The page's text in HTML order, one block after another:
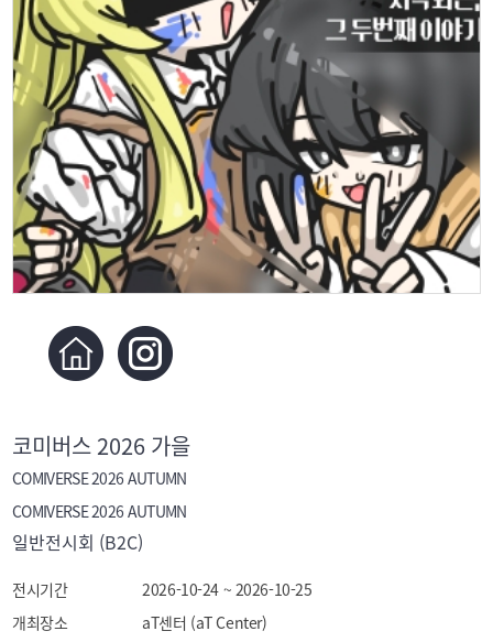
코미버스 2026 가을
COMIVERSE 2026 AUTUMN
COMIVERSE 2026 AUTUMN
일반전시회 (B2C)
전시기간
2026-10-24 ~ 2026-10-25
개최장소
aT센터 (aT Center)